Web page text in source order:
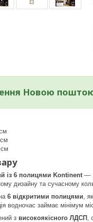
Новою поштою,
із 6 полицями Kontinent —
дизайну та сучасному
6 відкритими полицями ,
водночас займає мінімум
з високоякісного ЛДСП